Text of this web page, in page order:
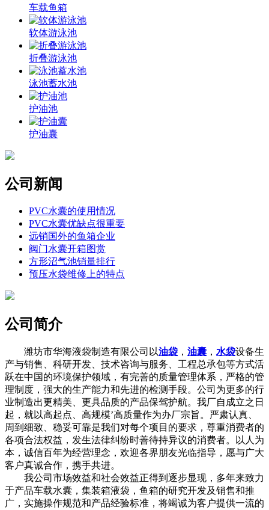
车载鱼箱
软体游泳池
折叠游泳池
泳池蓄水池
护油池
护油囊
公司新闻
PVC水囊的使用情况
PVC水囊优缺点很重要
远销国外的鱼箱企业
阀门水囊开箱图赏
方形沼气池销量排行
预压水袋维修上的特点
公司简介
潍坊市华海液袋制造有限公司以油袋 ， 油囊 ， 水袋设备生
产与销售、科研开发、技术咨询与服务、工程总承包等方式活
跃在中国的环境保护领域，有完善的质量管理体系，严格的管
理制度，强大的生产能力和先进的检测手段。公司为更多的行
业制造出更精美、更具品质的产品保驾护航。我厂自成立之日
起，就以高起点、高规模’高质量作为办厂宗旨。严肃认真、
周到细致、稳妥可靠是我们对每个项目的要求，尊重消费者的
各项合法权益，发生法律纠纷时善待持异议的消费者。以人为
本，诚信百年为经营理念，欢迎各界朋友光临指导，愿与广大
客户真诚合作，携手共进。
我公司市场效益和社会效益正得到逐步显现，多年来致力
于产品车载水囊，集装箱液袋，鱼箱的研究开发及销售和推
广，实施操作规范和产品经验标准，将竭诚为客户提供一流的